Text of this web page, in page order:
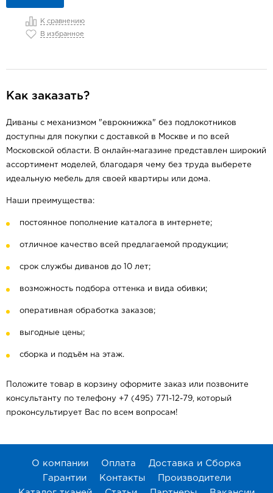
К сравнению
В избранное
Как заказать?
Диваны с механизмом "еврокнижка" без подлокотников
доступны для покупки с доставкой в Москве и по всей
Московской области. В онлайн-магазине представлен широкий
ассортимент моделей, благодаря чему без труда выберете
идеальную мебель для своей квартиры или дома.
Наши преимущества:
постоянное пополнение каталога в интернете;
отличное качество всей предлагаемой продукции;
срок службы диванов до 10 лет;
возможность подбора оттенка и вида обивки;
оперативная обработка заказов;
выгодные цены;
сборка и подъём на этаж.
Положите товар в корзину оформите заказ или позвоните
консультанту по телефону +7 (495) 771-12-79, который
проконсультирует Вас по всем вопросам!
О компании Оплата
Доставка и Сборка
Гарантии
Контакты
Производители